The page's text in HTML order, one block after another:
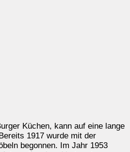
Küchen, kann auf eine lange
1917 wurde mit der
begonnen. Im Jahr 1953